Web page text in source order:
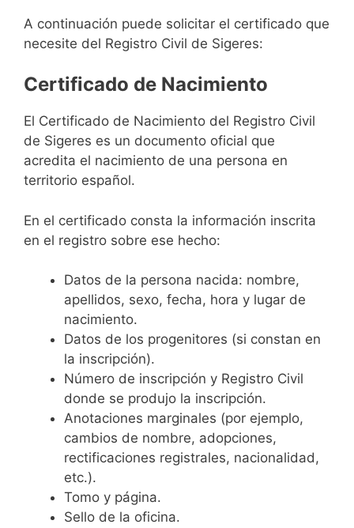
A continuación puede solicitar el certificado que
necesite del Registro Civil de Sigeres:
Certificado de Nacimiento
El Certificado de Nacimiento del Registro Civil
de Sigeres es un documento oficial que
acredita el nacimiento de una persona en
territorio español.
En el certificado consta la información inscrita
en el registro sobre ese hecho:
Datos de la persona nacida: nombre,
apellidos, sexo, fecha, hora y lugar de
nacimiento.
Datos de los progenitores (si constan en
la inscripción).
Número de inscripción y Registro Civil
donde se produjo la inscripción.
Anotaciones marginales (por ejemplo,
cambios de nombre, adopciones,
rectificaciones registrales, nacionalidad,
etc.).
Tomo y página.
Sello de la oficina.